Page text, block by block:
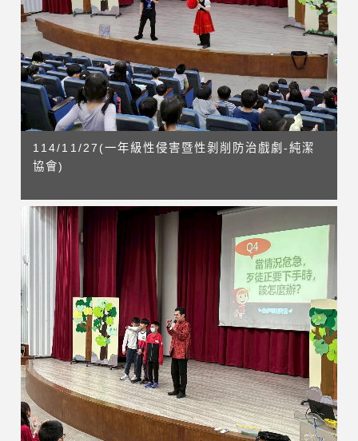
114/11/27(一年級性侵害暨性剝削防治戲劇-純潔
協會)